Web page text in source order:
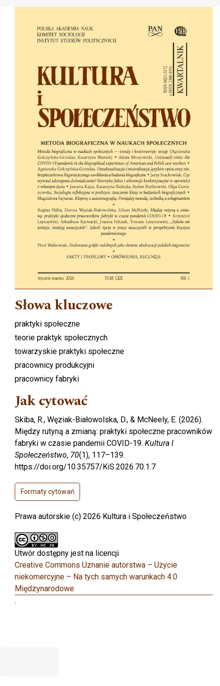
Słowa kluczowe
praktyki społeczne
teorie praktyk społecznych
towarzyskie praktyki społeczne
pracownicy produkcyjni
pracownicy fabryki
Jak cytować
Skiba, R., Węziak-Białowolska, D., & McNeely, E. (2026).
Między rutyną a zmianą: praktyki społeczne pracowników
fabryki w czasie pandemii COVID-19. Kultura I
Społeczeństwo, 70(1), 117–139.
https://doi.org/10.35757/KiS.2026.70.1.7
Formaty cytowań
Prawa autorskie (c) 2026 Kultura i Społeczeństwo
Utwór dostępny jest na licencji
Creative Commons Uznanie autorstwa – Użycie
niekomercyjne – Na tych samych warunkach 4.0
Międzynarodowe
.